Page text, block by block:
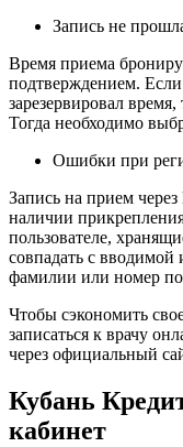
Запись не
Время приема
подтверждением.
зарезервировал
Тогда необходимо
Ошибки при
Запись на прием
наличии
пользователе,
совпадать с
фамилии или номер
Чтобы сэкономить
записаться к врачу
через официальный
Кубань
кабинет